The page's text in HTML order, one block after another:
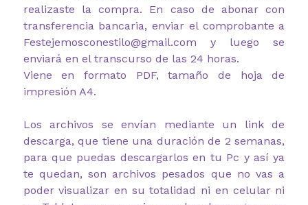
realizaste la compra. En caso de abonar con
transferencia bancaria, enviar el comprobante a
Festejemosconestilo@gmail.com y luego se
enviará en el transcurso de las 24 horas.
Viene en formato PDF, tamaño de hoja de
impresión A4.
Los archivos se envían mediante un link de
descarga, que tiene una duración de 2 semanas,
para que puedas descargarlos en tu Pc y así ya
te quedan, son archivos pesados que no vas a
poder visualizar en su totalidad ni en celular ni